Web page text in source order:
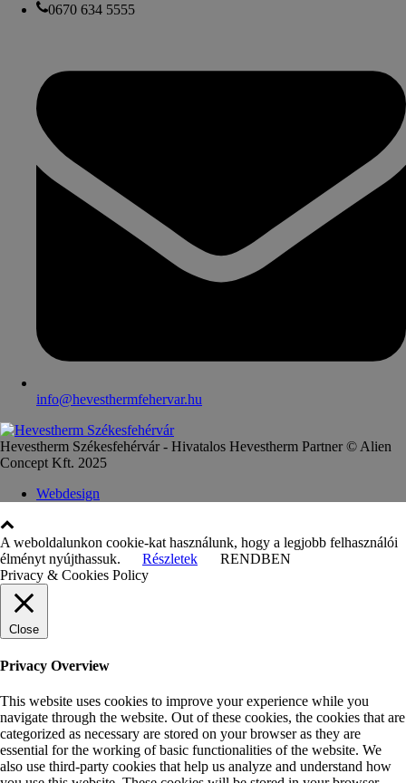
0670 634 5555
info@hevesthermfehervar.hu
Hevestherm Székesfehérvár - Hivatalos Hevestherm Partner © Alien
Concept Kft. 2025
Webdesign
A weboldalunkon cookie-kat használunk, hogy a legjobb felhasználói
élményt nyújthassuk.
Részletek
RENDBEN
Privacy & Cookies Policy
Close
Privacy Overview
This website uses cookies to improve your experience while you
navigate through the website. Out of these cookies, the cookies that are
categorized as necessary are stored on your browser as they are
essential for the working of basic functionalities of the website. We
also use third-party cookies that help us analyze and understand how